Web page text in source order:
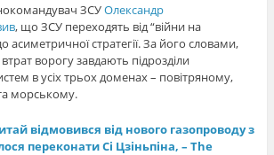
ЗСУОлександр
, що ЗСУ переходять від “війни на
асиметричної стратегії. За його словами,
ворогу завдають підрозділи
в усіх трьох доменах – повітряному,
морському.
відмовився від нового газопроводу з
переконати Сі Цзіньпіна, – The